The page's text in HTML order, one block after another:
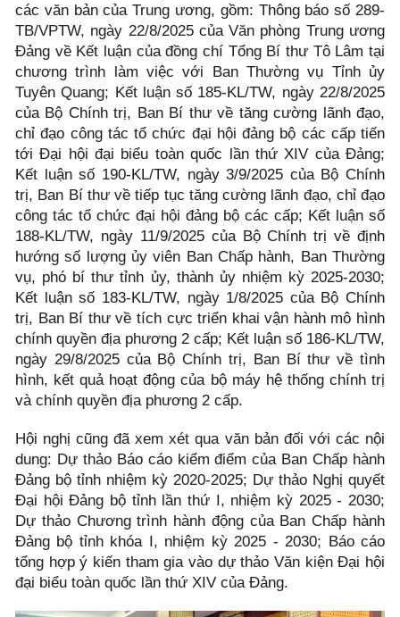
các văn bản của Trung ương, gồm: Thông báo số 289-
TB/VPTW, ngày 22/8/2025 của Văn phòng Trung ương
Đảng về Kết luận của đồng chí Tổng Bí thư Tô Lâm tại
chương trình làm việc với Ban Thường vụ Tỉnh ủy
Tuyên Quang; Kết luận số 185-KL/TW, ngày 22/8/2025
của Bộ Chính trị, Ban Bí thư về tăng cường lãnh đạo,
chỉ đạo công tác tổ chức đại hội đảng bộ các cấp tiến
tới Đại hội đại biểu toàn quốc lần thứ XIV của Đảng;
Kết luận số 190-KL/TW, ngày 3/9/2025 của Bộ Chính
trị, Ban Bí thư về tiếp tục tăng cường lãnh đạo, chỉ đạo
công tác tổ chức đại hội đảng bộ các cấp; Kết luận số
188-KL/TW, ngày 11/9/2025 của Bộ Chính trị về định
hướng số lượng ủy viên Ban Chấp hành, Ban Thường
vụ, phó bí thư tỉnh ủy, thành ủy nhiệm kỳ 2025-2030;
Kết luận số 183-KL/TW, ngày 1/8/2025 của Bộ Chính
trị, Ban Bí thư về tích cực triển khai vận hành mô hình
chính quyền địa phương 2 cấp; Kết luận số 186-KL/TW,
ngày 29/8/2025 của Bộ Chính trị, Ban Bí thư về tình
hình, kết quả hoạt động của bộ máy hệ thống chính trị
và chính quyền địa phương 2 cấp.
Hội nghị cũng đã xem xét qua văn bản đối với các nội
dung: Dự thảo Báo cáo kiểm điểm của Ban Chấp hành
Đảng bộ tỉnh nhiệm kỳ 2020-2025; Dự thảo Nghị quyết
Đại hội Đảng bộ tỉnh lần thứ I, nhiệm kỳ 2025 - 2030;
Dự thảo Chương trình hành động của Ban Chấp hành
Đảng bộ tỉnh khóa I, nhiệm kỳ 2025 - 2030; Báo cáo
tổng hợp ý kiến tham gia vào dự thảo Văn kiện Đại hội
đại biểu toàn quốc lần thứ XIV của Đảng.